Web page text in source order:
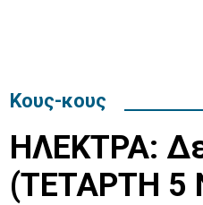
Κους-κους
ΗΛΕΚΤΡΑ:
(ΤΕΤΑΡΤΗ 5